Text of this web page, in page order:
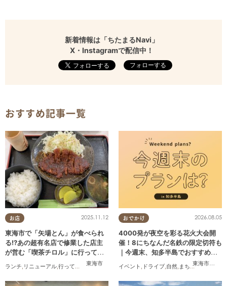
新着情報は「ちたまるNavi」
X・Instagramで配信中！
フォローする
おすすめ記事一覧
お店
東海市
2025.11.12
東海市で「矢場とん」が食べられ
る!?あの超有名店で修業した店主
が営む「喫茶チロル」に行ってみ
ランチ リニューアル 行ってみたレポ ,夫婦 おひとりさま
おでかけ
東海市
,大府
2026.08.05
4000発が夜空を彩る花火大会開
催！8にちなんだ名鉄の限定切符も
｜今週末、知多半島でおすすめの
プラン【8/8(土)・9(日)】
イベント ドライブ 自然 まちネタ ,季節ネタ